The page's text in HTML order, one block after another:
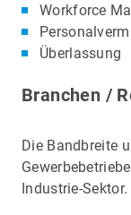
Workforce
Überlassung
Branchen /
Die Bandbreite
Industrie-Sektor.